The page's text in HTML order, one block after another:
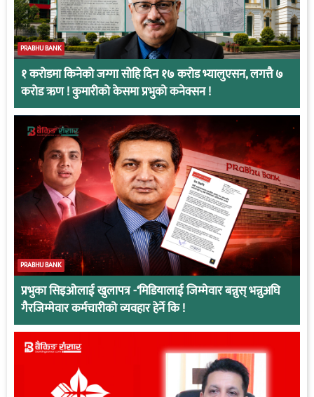
PRABHU BANK
१ करोडमा किनेको जग्गा सोहि दिन १७ करोड भ्यालुएसन, लगत्तै ७
करोड ऋण ! कुमारीको केसमा प्रभुको कनेक्सन !
PRABHU BANK
प्रभुका सिइओलाई खुलापत्र -‘मिडियालाई जिम्मेवार बन्नुस् भन्नुअघि
गैरजिम्मेवार कर्मचारीको व्यवहार हेर्ने कि !